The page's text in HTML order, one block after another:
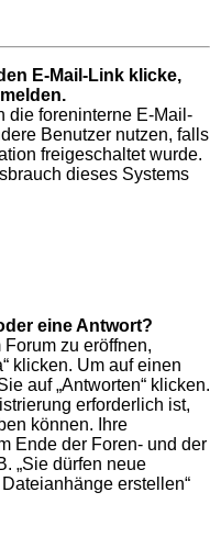
E-Mail-Link klicke,
die foreninterne E-Mail-
Benutzer nutzen, falls
freigeschaltet wurde.
dieses Systems
eine Antwort?
zu eröffnen,
klicken. Um auf einen
auf „Antworten“ klicken.
erforderlich ist,
können. Ihre
Ende der Foren- und der
„Sie dürfen neue
erstellen“